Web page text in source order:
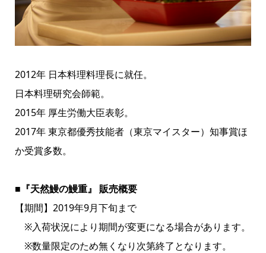
2012年 日本料理料理長に就任。
日本料理研究会師範。
2015年 厚生労働大臣表彰。
2017年 東京都優秀技能者（東京マイスター）知事賞ほ
か受賞多数。
■『天然鰻の鰻重』 販売概要
【期間】2019年9月下旬まで
※入荷状況により期間が変更になる場合があります。
※数量限定のため無くなり次第終了となります。